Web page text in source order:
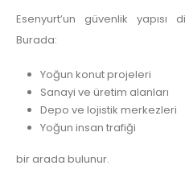
Esenyurt’un güvenlik yapısı
Burada:
Yoğun konut projeleri
Sanayi ve üretim alanları
Depo ve lojistik merkezleri
Yoğun insan trafiği
bir arada bulunur.